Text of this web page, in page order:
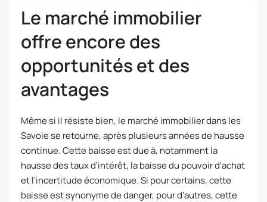
Le marché immobilier
offre encore des
opportunités et des
avantages
Même si il résiste bien, le marché immobilier dans les
Savoie se retourne, après plusieurs années de hausse
continue. Cette baisse est due à, notamment la
hausse des taux d'intérêt, la baisse du pouvoir d'achat
et l'incertitude économique. Si pour certains, cette
baisse est synonyme de danger, pour d'autres, cette